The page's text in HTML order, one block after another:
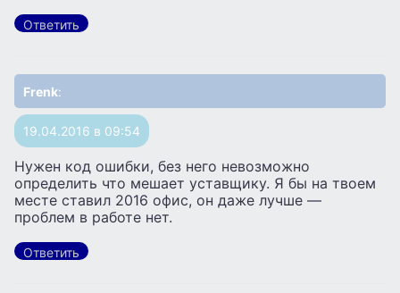
Ответить
Frenk:
19.04.2016 в 09:54
Нужен код ошибки, без него невозможно
определить что мешает уставщику. Я бы на твоем
месте ставил 2016 офис, он даже лучше —
проблем в работе нет.
Ответить